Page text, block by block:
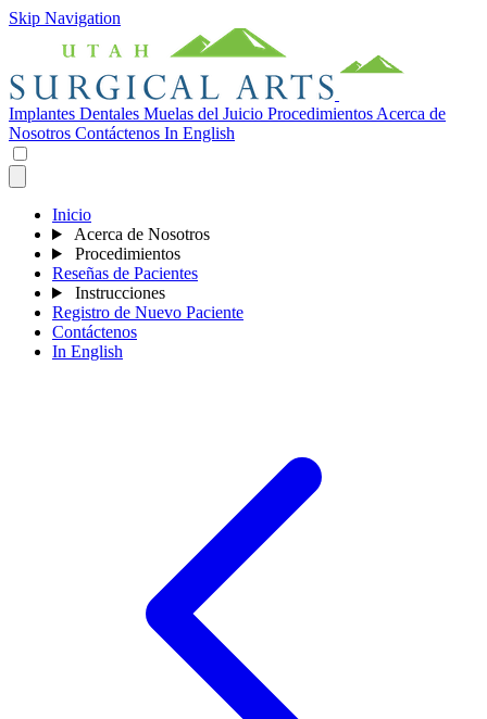
Skip Navigation
Implantes Dentales Muelas del Juicio Procedimientos Acerca de
Nosotros Contáctenos In English
Inicio
Acerca de Nosotros
Procedimientos
Reseñas de Pacientes
Instrucciones
Registro de Nuevo Paciente
Contáctenos
In English